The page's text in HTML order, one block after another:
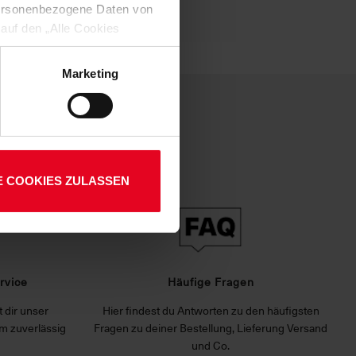
Daten von
den „Alle Cookies
Verarbeitung Ihrer
Art. 6 Abs. 1 lit. a DSGVO
Ihre etwaig erteilten
Marketing
COOKIES ZULASSEN
dir unser
zuverlässig
Häufige Fragen
Hier findest du Antworten zu den häufigsten
Fragen zu deiner Bestellung, Lieferung Versand
und Co.